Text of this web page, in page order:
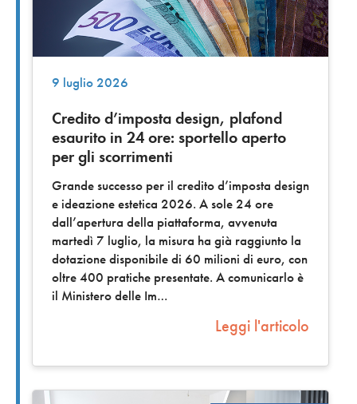
9 luglio 2026
Credito d’imposta design, plafond
esaurito in 24 ore: sportello aperto
per gli scorrimenti
Grande successo per il credito d’imposta design
e ideazione estetica 2026. A sole 24 ore
dall’apertura della piattaforma, avvenuta
martedì 7 luglio, la misura ha già raggiunto la
dotazione disponibile di 60 milioni di euro, con
oltre 400 pratiche presentate. A comunicarlo è
il Ministero delle Im
Leggi l'articolo